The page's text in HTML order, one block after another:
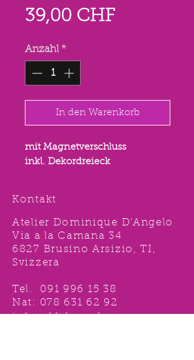
39,00 CHFPreis
Anzahl *
In den Warenkorb
mit Magnetverschluss
inkl. Dekordreieck
Kontakt
Atelier Dominique D'Angelo
Via a la Camana 34
6827 Brusino Arsizio, TI,
Svizzera
Tel. 091 996 15 38
Nat: 078 631 62 92
info@ddshop.ch